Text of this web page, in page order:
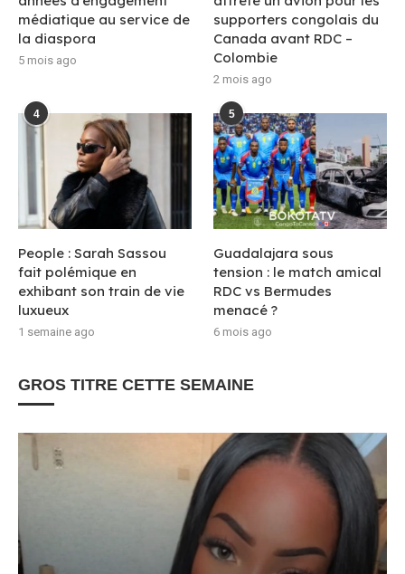
médiatique au service de
la diaspora
5 mois ago
supporters congolais du
Canada avant RDC –
Colombie
2 mois ago
4
People : Sarah Sassou
fait polémique en
exhibant son train de vie
luxueux
1 semaine ago
5
Guadalajara sous
tension : le match amical
RDC vs Bermudes
menacé ?
6 mois ago
GROS TITRE CETTE SEMAINE